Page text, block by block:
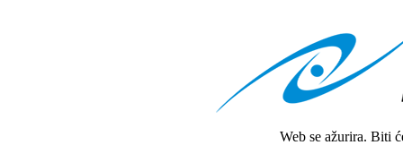
Web se ažurira. Biti